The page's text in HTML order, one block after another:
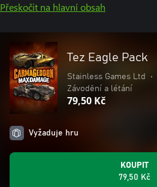
Přeskočit na hlavní obsah
Tez Eagle Pack
Stainless Games Ltd •
Závodění a létání
79,50 Kč
Vyžaduje hru
KOUPIT
79,50 Kč